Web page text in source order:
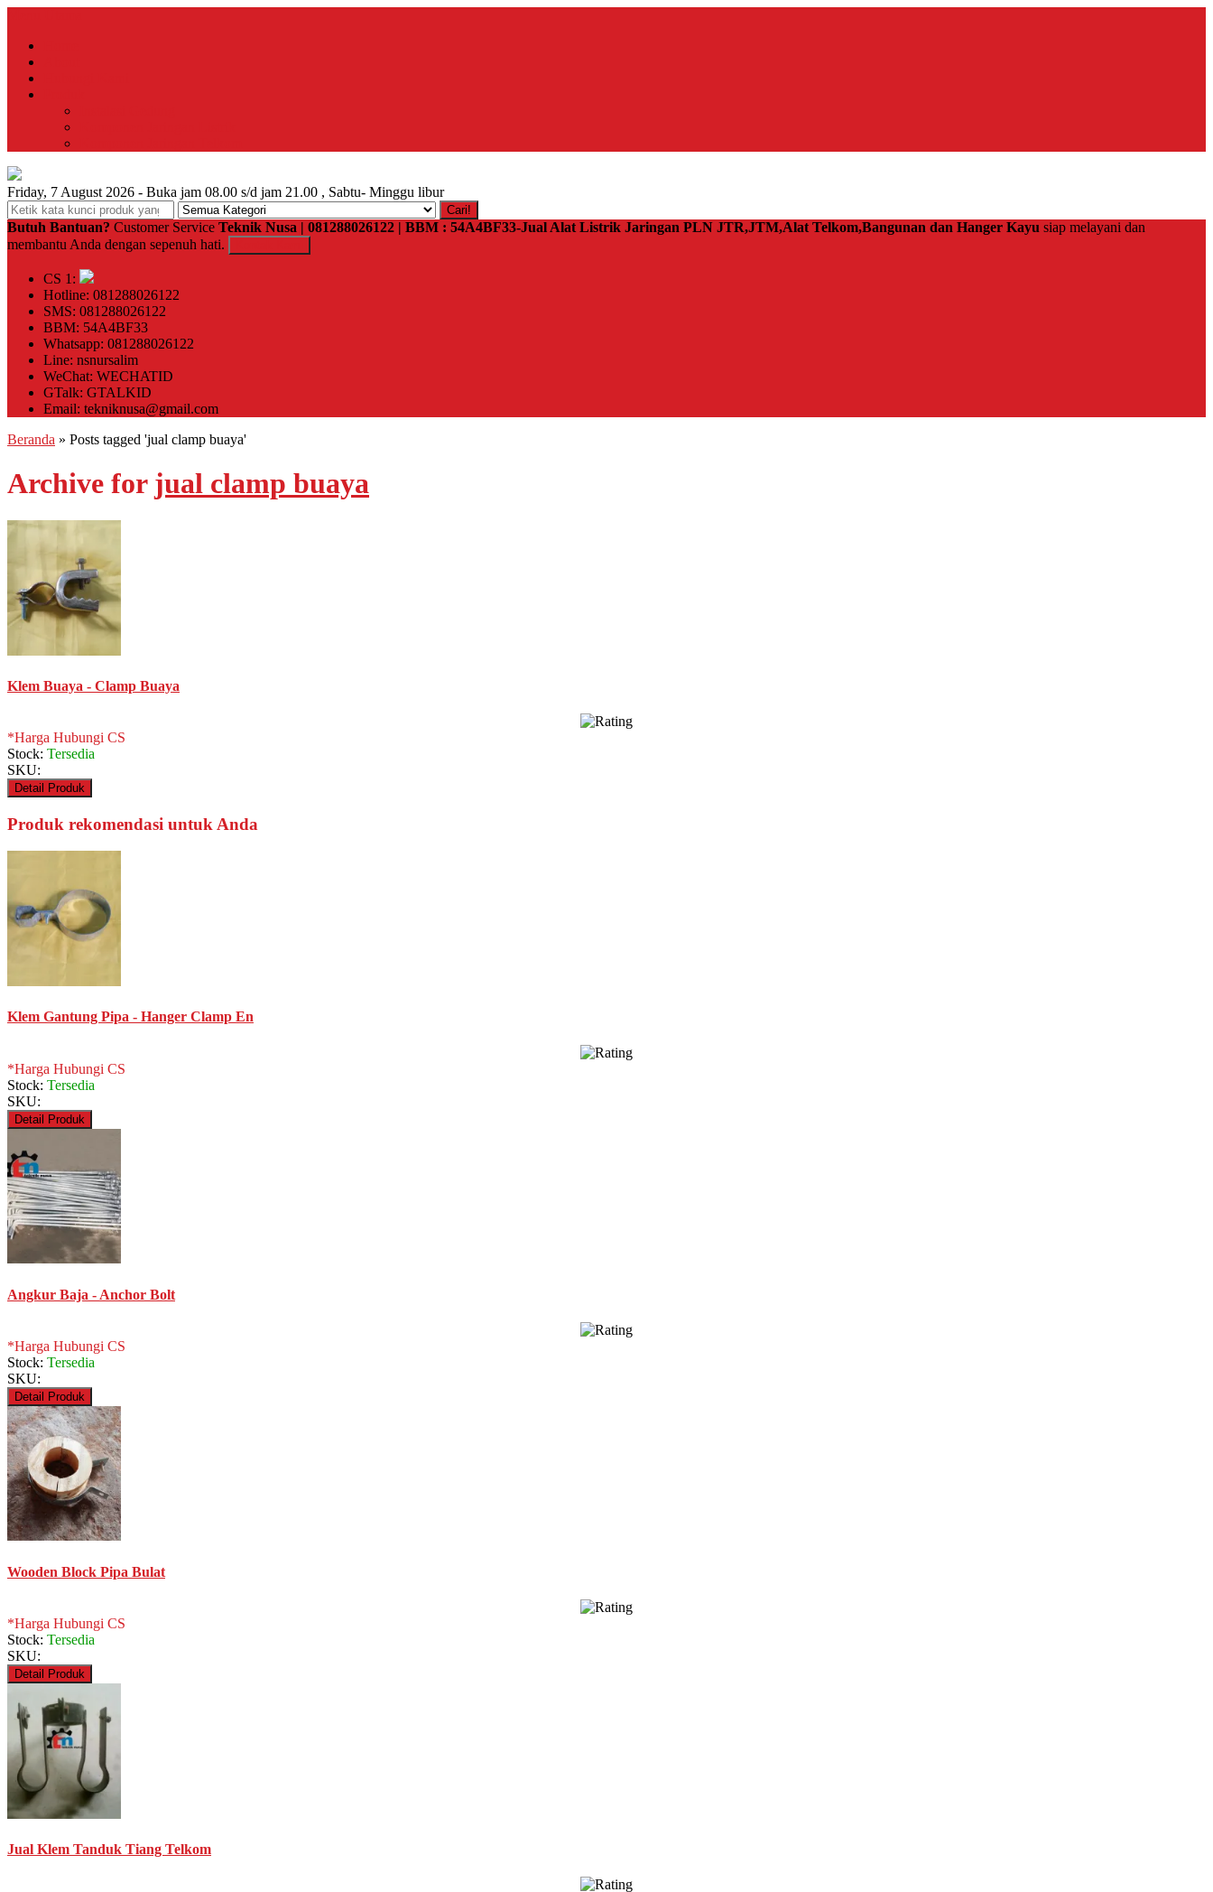
Friday, 7 August 2026 - Buka jam 08.00 s/d jam 21.00 , Sabtu- Minggu libur
Cari!
Butuh Bantuan? Customer Service Teknik Nusa | 081288026122 | BBM : 54A4BF33-Jual Alat Listrik Jaringan PLN JTR,JTM,Alat Telkom,Bangunan dan Hanger Kayu siap melayani dan
membantu Anda dengan sepenuh hati.
CS 1:
Hotline: 081288026122
SMS: 081288026122
BBM: 54A4BF33
Whatsapp: 081288026122
Line: nsnursalim
WeChat: WECHATID
GTalk: GTALKID
Email: tekniknusa@gmail.com
Beranda » Posts tagged 'jual clamp buaya'
Archive for jual clamp buaya
Klem Buaya - Clamp Buaya
*Harga Hubungi CS
Stock: Tersedia
SKU:
Detail Produk
Produk rekomendasi untuk Anda
Klem Gantung Pipa - Hanger Clamp En
*Harga Hubungi CS
Stock: Tersedia
SKU:
Detail Produk
Angkur Baja - Anchor Bolt
*Harga Hubungi CS
Stock: Tersedia
SKU:
Detail Produk
Wooden Block Pipa Bulat
*Harga Hubungi CS
Stock: Tersedia
SKU:
Detail Produk
Jual Klem Tanduk Tiang Telkom